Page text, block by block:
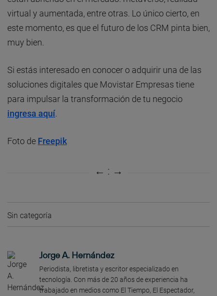
virtual y aumentada, entre otras. Lo único cierto, en
este momento, es que el futuro de los CRM pinta bien,
muy bien.
Si estás interesado en conocer o adquirir una de las
soluciones digitales que Movistar Empresas tiene
para impulsar la transformación de tu negocio
ingresa aquí
Foto de Freepik
Sin categoría
Jorge A. Hernández
Periodista, libretista y escritor especializado en
tecnología. Con más de 20 años de experiencia ha
trabajado en medios como El Tiempo, El Espectador,